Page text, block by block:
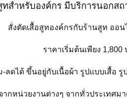
ทสำหรับองค์กร มีบริการนอกส
สั่งตัดเสื้อสูทองค์กรกับร้านสูท ออน
ราคาเริ่มต้นเพียง 1,800
-ลดได้ ขึ้นอยู่กับเนื้อผ้า รูปแบบเสื้อ
กหน่วยงานต่างๆ จากทั่วประเทศม